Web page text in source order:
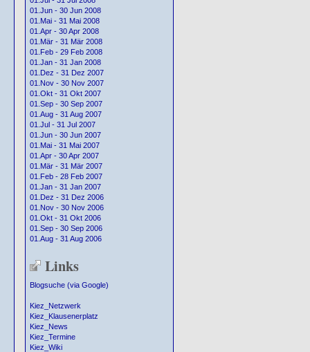
01.Jun - 30 Jun 2008
01.Mai - 31 Mai 2008
01.Apr - 30 Apr 2008
01.Mär - 31 Mär 2008
01.Feb - 29 Feb 2008
01.Jan - 31 Jan 2008
01.Dez - 31 Dez 2007
01.Nov - 30 Nov 2007
01.Okt - 31 Okt 2007
01.Sep - 30 Sep 2007
01.Aug - 31 Aug 2007
01.Jul - 31 Jul 2007
01.Jun - 30 Jun 2007
01.Mai - 31 Mai 2007
01.Apr - 30 Apr 2007
01.Mär - 31 Mär 2007
01.Feb - 28 Feb 2007
01.Jan - 31 Jan 2007
01.Dez - 31 Dez 2006
01.Nov - 30 Nov 2006
01.Okt - 31 Okt 2006
01.Sep - 30 Sep 2006
01.Aug - 31 Aug 2006
Links
Blogsuche (via Google)
Kiez_Netzwerk
Kiez_Klausenerplatz
Kiez_News
Kiez_Termine
Kiez_Wiki